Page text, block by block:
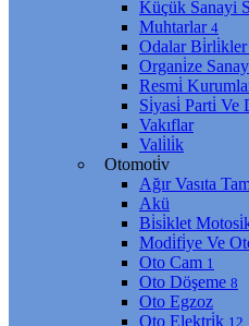
Küçük Sanayi̇
Muhtarlar 4
Odalar
Organi̇ze
Resmi̇
Si̇yasi̇ Parti̇ Ve
Vakıflar
Vali̇li̇k
Otomoti̇v
Ağır Vasıta
Akü
Bi̇si̇klet
Modi̇fi̇ye Ve
Oto Cam 1
Oto Döşeme 8
Oto Egzoz
Oto Elektri̇k 12